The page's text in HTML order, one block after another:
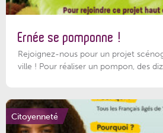
Ernée se pomponne !
Rejoignez-nous pour un projet
ville ! Pour réaliser un pompon, des
Citoyenneté